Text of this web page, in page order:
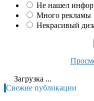
Не нашел
Много рекламы
Некрасивый
Загрузка ...
Свежие публикации